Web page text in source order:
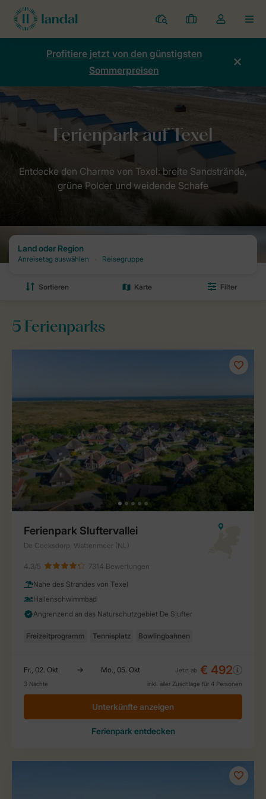
Ferienparks
Meine
Buchungen
Dropdown-
Menü
Kontos
Profitiere jetzt von den günstigsten
Sommerpreisen
Home Destinationen: Dein Urlaubsziel mit Landal